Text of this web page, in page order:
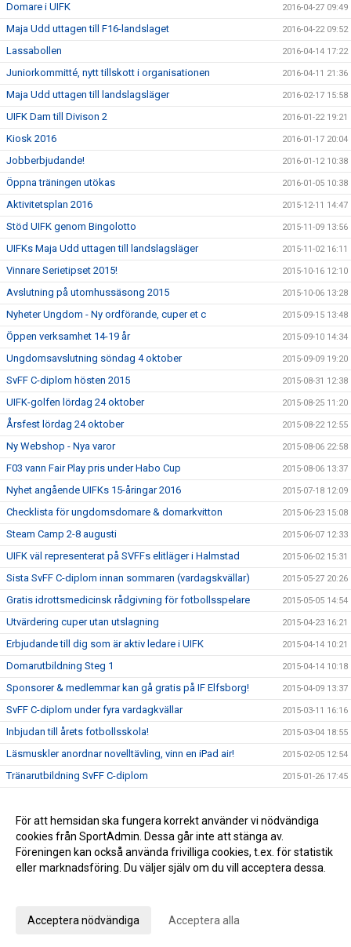
Domare i UIFK 2016-04-27 09:49
Maja Udd uttagen till F16-landslaget 2016-04-22 09:52
Lassabollen 2016-04-14 17:22
Juniorkommitté, nytt tillskott i organisationen 2016-04-11 21:36
Maja Udd uttagen till landslagsläger 2016-02-17 15:58
UIFK Dam till Divison 2 2016-01-22 19:21
Kiosk 2016 2016-01-17 20:04
Jobberbjudande! 2016-01-12 10:38
Öppna träningen utökas 2016-01-05 10:38
Aktivitetsplan 2016 2015-12-11 14:47
Stöd UIFK genom Bingolotto 2015-11-09 13:56
UIFKs Maja Udd uttagen till landslagsläger 2015-11-02 16:11
Vinnare Serietipset 2015! 2015-10-16 12:10
Avslutning på utomhussäsong 2015 2015-10-06 13:28
Nyheter Ungdom - Ny ordförande, cuper et c 2015-09-15 13:48
Öppen verksamhet 14-19 år 2015-09-10 14:34
Ungdomsavslutning söndag 4 oktober 2015-09-09 19:20
SvFF C-diplom hösten 2015 2015-08-31 12:38
UIFK-golfen lördag 24 oktober 2015-08-25 11:20
Årsfest lördag 24 oktober 2015-08-22 12:55
Ny Webshop - Nya varor 2015-08-06 22:58
F03 vann Fair Play pris under Habo Cup 2015-08-06 13:37
Nyhet angående UIFKs 15-åringar 2016 2015-07-18 12:09
Checklista för ungdomsdomare & domarkvitton 2015-06-23 15:08
Steam Camp 2-8 augusti 2015-06-07 12:33
UIFK väl representerat på SVFFs elitläger i Halmstad 2015-06-02 15:31
Sista SvFF C-diplom innan sommaren (vardagskvällar) 2015-05-27 20:26
Gratis idrottsmedicinsk rådgivning för fotbollsspelare 2015-05-05 14:54
Utvärdering cuper utan utslagning 2015-04-23 16:21
Erbjudande till dig som är aktiv ledare i UIFK 2015-04-14 10:21
Domarutbildning Steg 1 2015-04-14 10:18
Sponsorer & medlemmar kan gå gratis på IF Elfsborg! 2015-04-09 13:37
SvFF C-diplom under fyra vardagkvällar 2015-03-11 16:16
Inbjudan till årets fotbollsskola! 2015-03-04 18:55
Läsmuskler anordnar novelltävling, vinn en iPad air! 2015-02-05 12:54
Tränarutbildning SvFF C-diplom 2015-01-26 17:45
Informationsmöte P35 2015-01-08 19:17
Steam Camp 2015 2014-11-04 09:35
För att hemsidan ska fungera korrekt använder vi nödvändiga
cookies från SportAdmin. Dessa går inte att stänga av.
Föreningen kan också använda frivilliga cookies, t.ex. för statistik
eller marknadsföring. Du väljer själv om du vill acceptera dessa.
Acceptera nödvändiga Acceptera alla